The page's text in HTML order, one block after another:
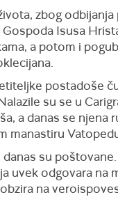
zbog
Gospoda Isusa
a potom i
postadoše
su se u
a danas se njena
manastiru
su
uvek odgovara na
na